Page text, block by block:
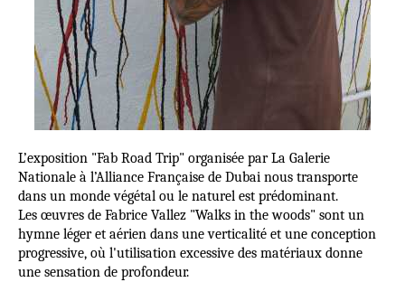
L’exposition "Fab Road Trip" organisée par La Galerie
Nationale à l’Alliance Française de Dubai nous transporte
dans un monde végétal ou le naturel est prédominant.
Les œuvres de Fabrice Vallez "Walks in the woods" sont un
hymne léger et aérien dans une verticalité et une conception
progressive, où l'utilisation excessive des matériaux donne
une sensation de profondeur.